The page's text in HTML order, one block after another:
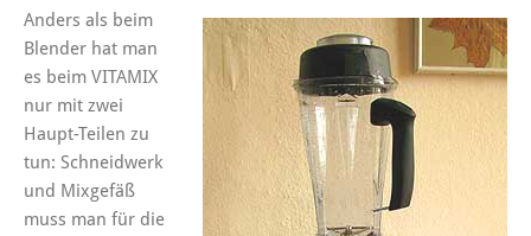
Anders als beim
Blender hat man
es beim VITAMIX
nur mit zwei
Haupt-Teilen zu
tun: Schneidwerk
und Mixgefäß
muss man für die